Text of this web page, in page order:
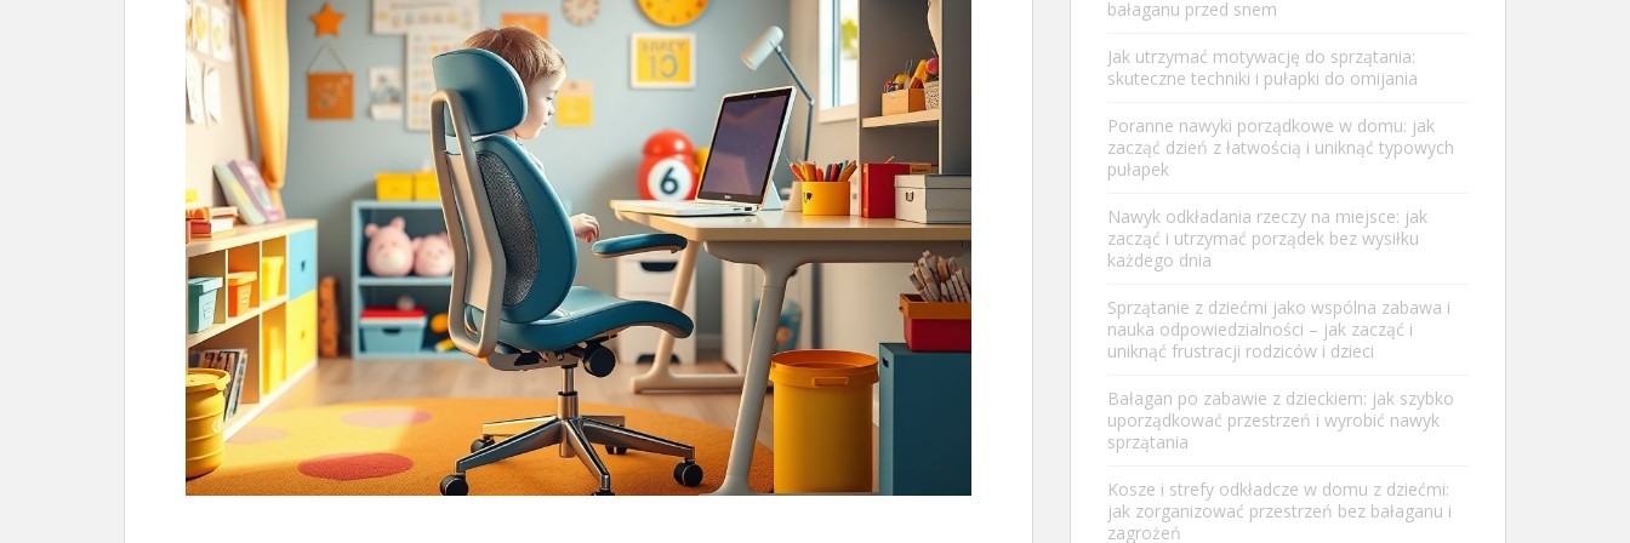
bałaganu przed snem
Jak utrzymać motywację do sprzątania:
skuteczne techniki i pułapki do omijania
Poranne nawyki porządkowe w domu: jak
zacząć dzień z łatwością i uniknąć typowych
pułapek
Nawyk odkładania rzeczy na miejsce: jak
zacząć i utrzymać porządek bez wysiłku
każdego dnia
Sprzątanie z dziećmi jako wspólna zabawa i
nauka odpowiedzialności – jak zacząć i
uniknąć frustracji rodziców i dzieci
Bałagan po zabawie z dzieckiem: jak szybko
uporządkować przestrzeń i wyrobić nawyk
sprzątania
Kosze i strefy odkładcze w domu z dziećmi:
jak zorganizować przestrzeń bez bałaganu i
zagrożeń